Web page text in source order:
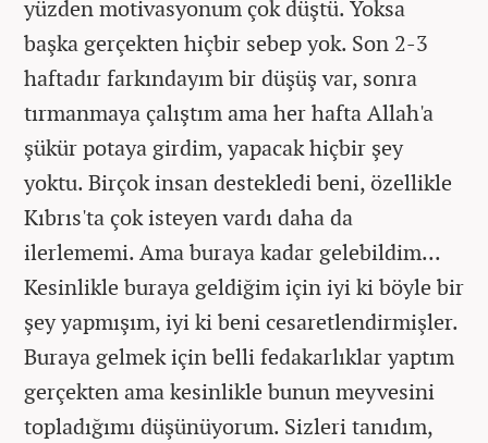
yüzden motivasyonum çok düştü. Yoksa
başka gerçekten hiçbir sebep yok. Son 2-3
haftadır farkındayım bir düşüş var, sonra
tırmanmaya çalıştım ama her hafta Allah'a
şükür potaya girdim, yapacak hiçbir şey
yoktu. Birçok insan destekledi beni, özellikle
Kıbrıs'ta çok isteyen vardı daha da
ilerlememi. Ama buraya kadar gelebildim...
Kesinlikle buraya geldiğim için iyi ki böyle bir
şey yapmışım, iyi ki beni cesaretlendirmişler.
Buraya gelmek için belli fedakarlıklar yaptım
gerçekten ama kesinlikle bunun meyvesini
topladığımı düşünüyorum. Sizleri tanıdım,